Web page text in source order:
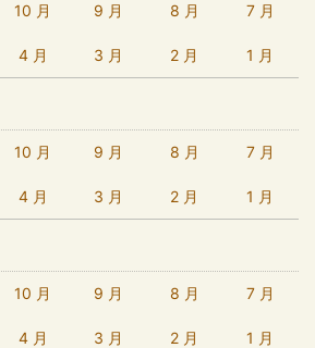
10 月 9 月 8 月 7 月
4 月 3 月 2 月 1 月
10 月 9 月 8 月 7 月
4 月 3 月 2 月 1 月
10 月 9 月 8 月 7 月
4 月 3 月 2 月 1 月